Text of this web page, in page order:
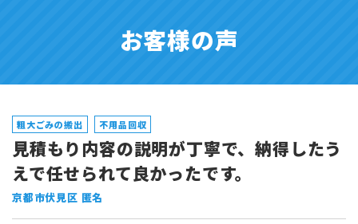
お客様の声
粗大ごみの搬出 不用品回収
見積もり内容の説明が丁寧で、納得したう
えで任せられて良かったです。
京都市伏見区 匿名